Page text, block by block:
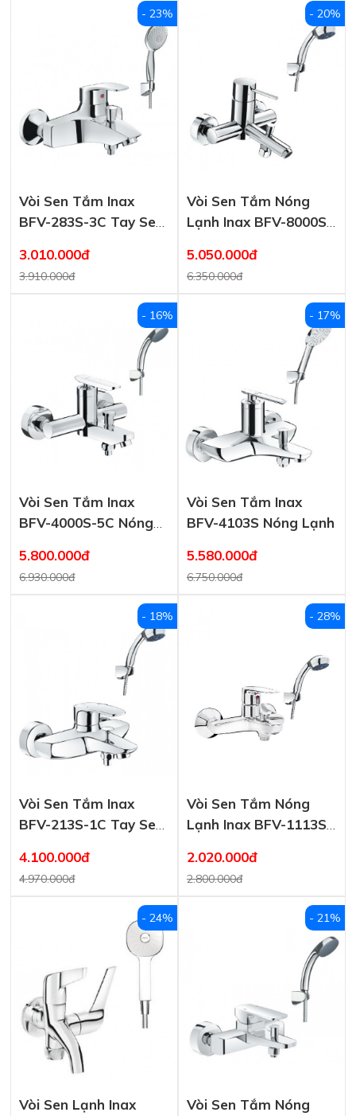
Vòi Sen Tắm Inax
BFV-283S-3C Tay Sen
3.010.000đ
3.910.000đ
- 23%
Vòi Sen Tắm Nóng
Lạnh Inax BFV-8000S-
5.050.000đ
6.350.000đ
- 20%
Vòi Sen Tắm Inax
BFV-4000S-5C Nóng
5.800.000đ
6.930.000đ
- 16%
Vòi Sen Tắm Inax
BFV-4103S Nóng Lạnh
5.580.000đ
6.750.000đ
- 17%
Vòi Sen Tắm Inax
BFV-213S-1C Tay Sen
4.100.000đ
4.970.000đ
- 18%
Vòi Sen Tắm Nóng
Lạnh Inax BFV-1113S-
2.020.000đ
2.800.000đ
- 28%
Vòi Sen Lạnh Inax
- 24%
Vòi Sen Tắm Nóng
- 21%